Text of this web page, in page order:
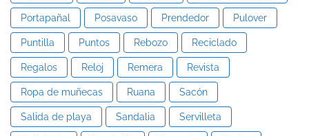
Portapañal Posavaso Prendedor Pulover
Puntilla Puntos Rebozo Reciclado
Regalos Reloj Remera Revista
Ropa de muñecas Ruana Sacón
Salida de playa Sandalia Servilleta